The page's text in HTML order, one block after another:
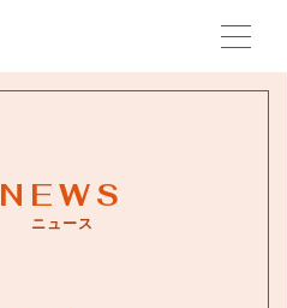
NEWS
ニュース